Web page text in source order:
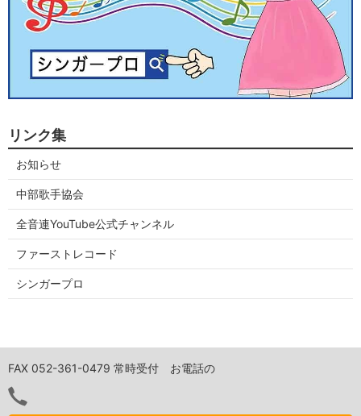
リンク集
お知らせ
中部歌手協会
全音連YouTube公式チャンネル
ファーストレコード
シンガープロ
FAX 052-361-0479 常時受付 お電話の